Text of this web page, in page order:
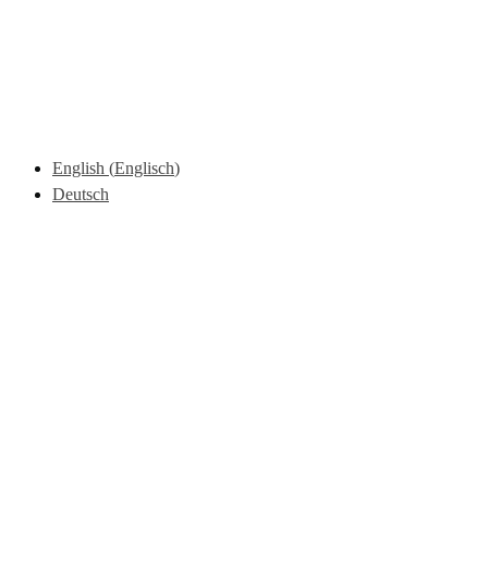
English (Englisch)
Deutsch